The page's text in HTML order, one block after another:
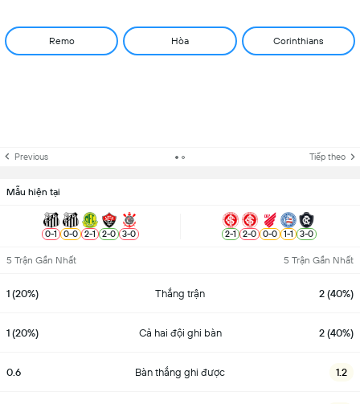
Remo Hòa Corinthians
Previous Tiếp theo
Mẫu hiện tại
0-1 0-0 2-1 2-0 3-0 2-1 2-0 0-0 1-1 3-0
5 Trận Gần Nhất 5 Trận Gần Nhất
1 (20%) Thắng trận 2 (40%)
1 (20%) Cả hai đội ghi bàn 2 (40%)
0.6 Bàn thắng ghi được 1.2